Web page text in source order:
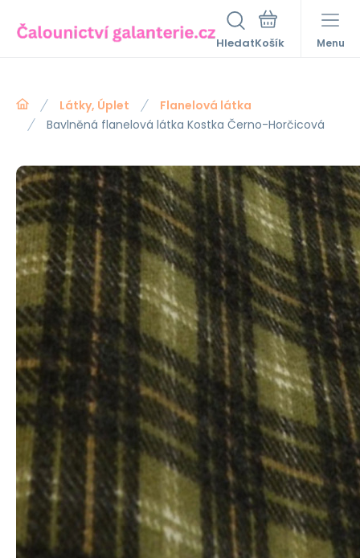
Hledat Menu
Látky, Úplet
Flanelová látka
Bavlněná flanelová látka Kostka Černo-Horčicová